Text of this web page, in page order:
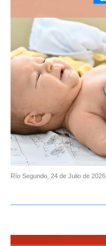
Río Segundo, 24 de Julio de 2026